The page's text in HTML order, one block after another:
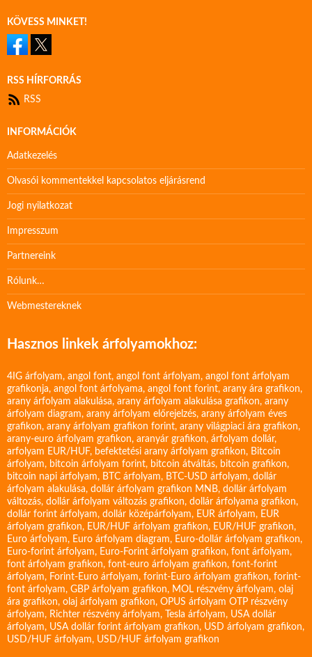
KÖVESS MINKET!
RSS HÍRFORRÁS
RSS
INFORMÁCIÓK
Adatkezelés
Olvasói kommentekkel kapcsolatos eljárásrend
Jogi nyilatkozat
Impresszum
Partnereink
Rólunk…
Webmestereknek
Hasznos linkek árfolyamokhoz:
4IG árfolyam, angol font, angol font árfolyam, angol font árfolyam
grafikonja, angol font árfolyama, angol font forint, arany ára grafikon,
arany árfolyam alakulása, arany árfolyam alakulása grafikon, arany
árfolyam diagram, arany árfolyam előrejelzés, arany árfolyam éves
grafikon, arany árfolyam grafikon forint, arany világpiaci ára grafikon,
arany-euro árfolyam grafikon, aranyár grafikon, árfolyam dollár,
arfolyam EUR/HUF, befektetési arany árfolyam grafikon, Bitcoin
árfolyam, bitcoin árfolyam forint, bitcoin átváltás, bitcoin grafikon,
bitcoin napi árfolyam, BTC árfolyam, BTC-USD árfolyam, dollár
árfolyam alakulása, dollár árfolyam grafikon MNB, dollár árfolyam
változás, dollár árfolyam változás grafikon, dollár árfolyama grafikon,
dollár forint árfolyam, dollár középárfolyam, EUR árfolyam, EUR
árfolyam grafikon, EUR/HUF árfolyam grafikon, EUR/HUF grafikon,
Euro árfolyam, Euro árfolyam diagram, Euro-dollár árfolyam grafikon,
Euro-forint árfolyam, Euro-Forint árfolyam grafikon, font árfolyam,
font árfolyam grafikon, font-euro árfolyam grafikon, font-forint
árfolyam, Forint-Euro árfolyam, forint-Euro árfolyam grafikon, forint-
font árfolyam, GBP árfolyam grafikon, MOL részvény árfolyam, olaj
ára grafikon, olaj árfolyam grafikon, OPUS árfolyam OTP részvény
árfolyam, Richter részvény árfolyam, Tesla árfolyam, USA dollár
árfolyam, USA dollár forint árfolyam grafikon, USD árfolyam grafikon,
USD/HUF árfolyam, USD/HUF árfolyam grafikon